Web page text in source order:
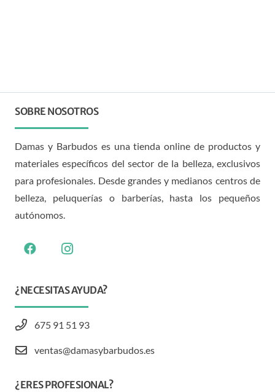
SOBRE NOSOTROS
Damas y Barbudos es una tienda online de productos y
materiales específicos del sector de la belleza, exclusivos
para profesionales. Desde grandes y medianos centros de
belleza, peluquerías o barberías, hasta los pequeños
autónomos.
¿NECESITAS AYUDA?
675 91 51 93
ventas@damasybarbudos.es
¿ERES PROFESIONAL?